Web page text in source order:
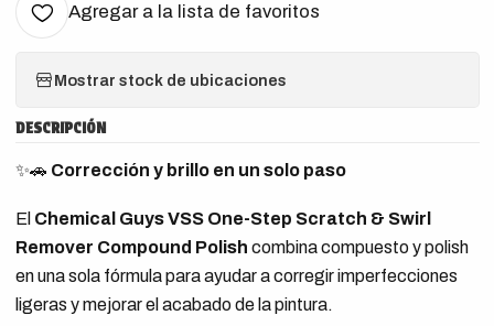
Agregar a la lista de favoritos
Mostrar stock de ubicaciones
DESCRIPCIÓN
✨🚗 Corrección y brillo en un solo paso
El Chemical Guys VSS One-Step Scratch & Swirl
Remover Compound Polish combina compuesto y polish
en una sola fórmula para ayudar a corregir imperfecciones
ligeras y mejorar el acabado de la pintura.